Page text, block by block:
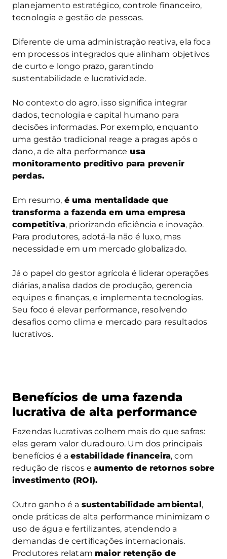
planejamento estratégico, controle financeiro,
tecnologia e gestão de pessoas.
Diferente de uma administração reativa, ela foca
em processos integrados que alinham objetivos
de curto e longo prazo, garantindo
sustentabilidade e lucratividade.
No contexto do agro, isso significa integrar
dados, tecnologia e capital humano para
decisões informadas. Por exemplo, enquanto
uma gestão tradicional reage a pragas após o
dano, a de alta performance usa
monitoramento preditivo para prevenir
perdas.
Em resumo, é uma mentalidade que
transforma a fazenda em uma empresa
competitiva, priorizando eficiência e inovação.
Para produtores, adotá-la não é luxo, mas
necessidade em um mercado globalizado.
Já o papel do gestor agrícola é liderar operações
diárias, analisa dados de produção, gerencia
equipes e finanças, e implementa tecnologias.
Seu foco é elevar performance, resolvendo
desafios como clima e mercado para resultados
lucrativos.
Benefícios de uma fazenda
lucrativa de alta performance
Fazendas lucrativas colhem mais do que safras:
elas geram valor duradouro. Um dos principais
benefícios é aestabilidade financeira, com
redução de riscos eaumento de retornos sobre
investimento (ROI).
Outro ganho é a sustentabilidade ambiental,
onde práticas de alta performance minimizam o
uso de água e fertilizantes, atendendo a
demandas de certificações internacionais.
Produtores relatam maior retenção de